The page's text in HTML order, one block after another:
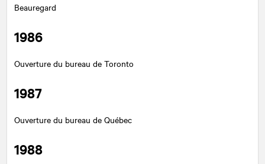
Beauregard
1986
Ouverture du bureau de Toronto
1987
Ouverture du bureau de Québec
1988